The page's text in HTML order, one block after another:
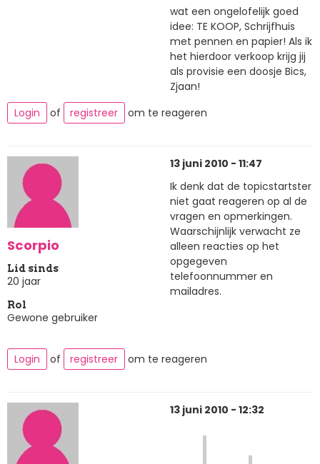
wat een ongelofelijk goed
idee: TE KOOP, Schrijfhuis
met pennen en papier! Als ik
het hierdoor verkoop krijg jij
als provisie een doosje Bics,
Zjaan!
Login
of registreer om te reageren
Scorpio
Lid sinds
20 jaar
Rol
Gewone gebruiker
13 juni 2010 - 11:47
Ik denk dat de topicstartster
niet gaat reageren op al de
vragen en opmerkingen.
Waarschijnlijk verwacht ze
alleen reacties op het
opgegeven
telefoonnummer en
mailadres.
Login of registreer om te reageren
13 juni 2010 - 12:32